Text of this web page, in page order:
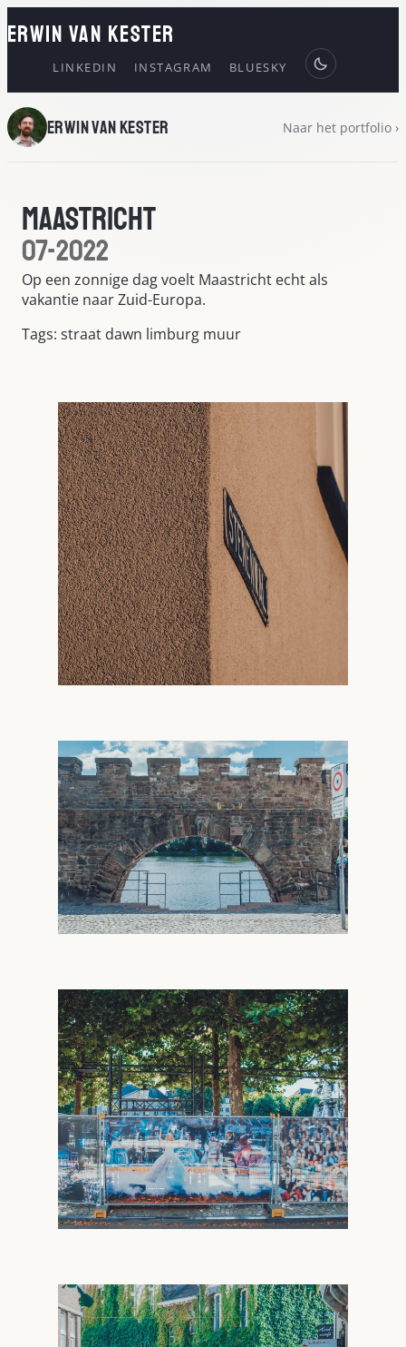
ERWIN VAN KESTER
LINKEDIN INSTAGRAM BLUESKY
Erwin van Kester Naar het portfolio ›
Maastricht
07-2022
Op een zonnige dag voelt Maastricht echt als
vakantie naar Zuid-Europa.
Tags: straat dawn limburg muur